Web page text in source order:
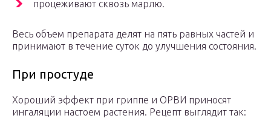
процеживают сквозь марлю.
Весь объем препарата делят на пять равных частей и
принимают в течение суток до улучшения состояния.
При простуде
Хороший эффект при гриппе и ОРВИ приносят
ингаляции настоем растения. Рецепт выглядит так: